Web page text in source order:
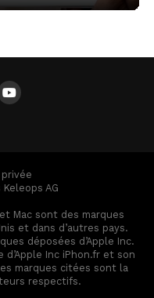
AG
Mac sont des marques
et dans d’autres pays.
déposées d’Apple Inc.
Inc iPhon.fr et son
marques citées sont la
respectifs.